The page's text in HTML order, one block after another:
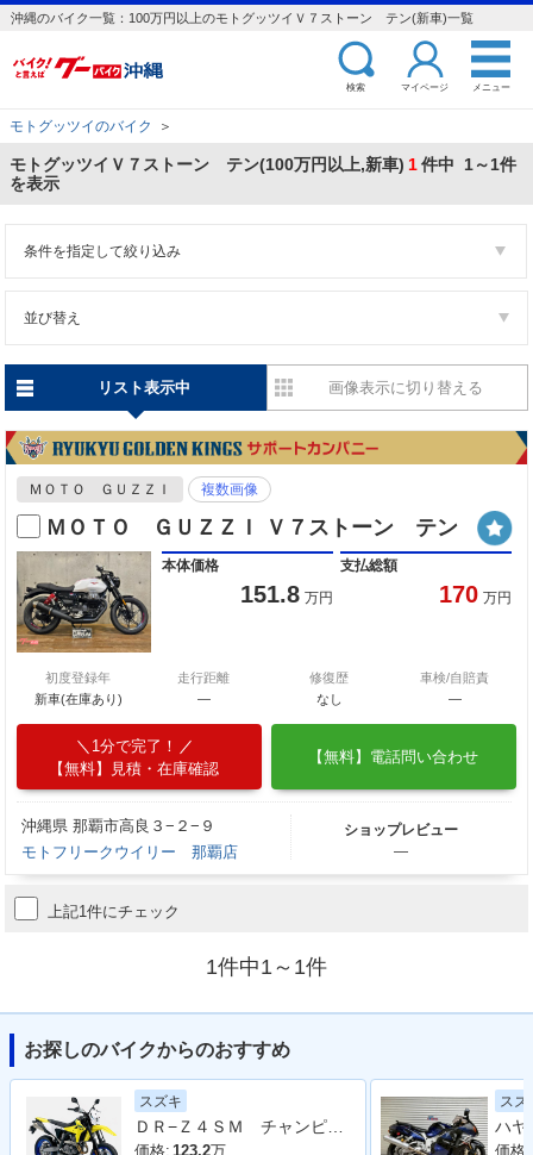
沖縄のバイク一覧：100万円以上のモトグッツイＶ７ストーン テン(新車)一覧
検索 マイページ メニュー
モトグッツイのバイク ＞
モトグッツイＶ７ストーン テン(100万円以上,新車) 1件中 1～1件
を表示
条件を指定して絞り込み
並び替え
リスト表示中 画像表示に切り替える
ＭＯＴＯ ＧＵＺＺＩ 複数画像
ＭＯＴＯ ＧＵＺＺＩ Ｖ７ストーン テン
本体価格
151.8 万円
支払総額
170 万円
初度登録年
新車(在庫あり)
走行距離
―
修復歴
なし
車検/自賠責
―
1分で完了！
【無料】見積・在庫確認
【無料】電話問い合わせ
沖縄県 那覇市高良３−２−９
モトフリークウイリー 那覇店
ショップレビュー
―
上記1件にチェック
1件中1～1件
お探しのバイクからのおすすめ
スズキ
ＤＲ−Ｚ４ＳＭ チャンピオンイエローカラー カスタム外装
価格: 123.2万
スズ
価格: